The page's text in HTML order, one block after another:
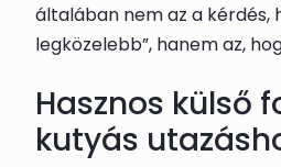
általában nem az a kérdés,
legközelebb”, hanem az,
Hasznos külső
kutyás